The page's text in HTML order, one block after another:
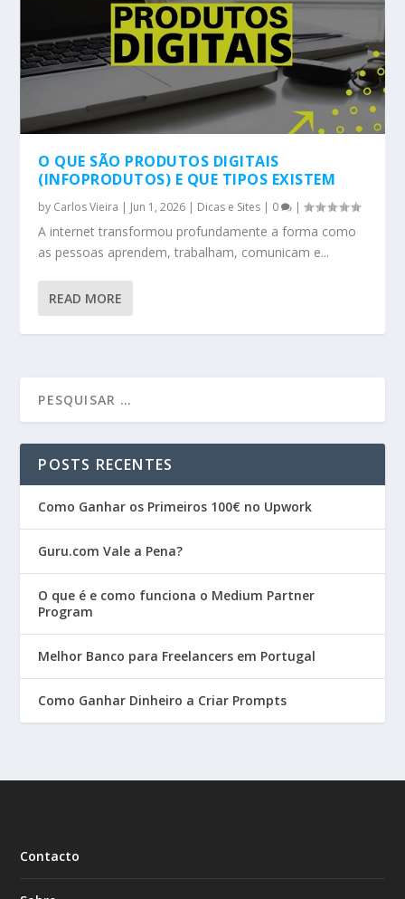
O QUE SÃO PRODUTOS DIGITAIS
(INFOPRODUTOS) E QUE TIPOS EXISTEM
by Carlos Vieira | Jun 1, 2026 | Dicas e Sites | 0 |
A internet transformou profundamente a forma como
as pessoas aprendem, trabalham, comunicam e...
READ MORE
POSTS RECENTES
Como Ganhar os Primeiros 100€ no Upwork
Guru.com Vale a Pena?
O que é e como funciona o Medium Partner
Program
Melhor Banco para Freelancers em Portugal
Como Ganhar Dinheiro a Criar Prompts
Contacto